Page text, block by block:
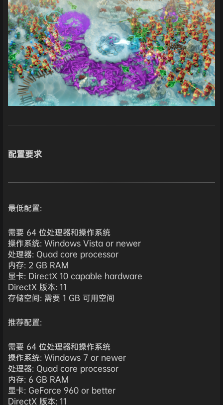
配置要求
最低配置:
需要 64 位处理器和操作系统
操作系统: Windows Vista or newer
处理器: Quad core processor
内存: 2 GB RAM
显卡: DirectX 10 capable hardware
DirectX 版本: 11
存储空间: 需要 1 GB 可用空间
推荐配置:
需要 64 位处理器和操作系统
操作系统: Windows 7 or newer
处理器: Quad core processor
内存: 6 GB RAM
显卡: GeForce 960 or better
DirectX 版本: 11